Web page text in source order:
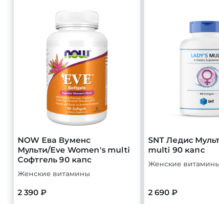
NOW Ева Вуменс
Мульти/Eve Women's multi
Софтгель 90 капс
Женские витамины
2 390 ₽
SNT Ледис
multi 90 капс
Женские
2 690 ₽